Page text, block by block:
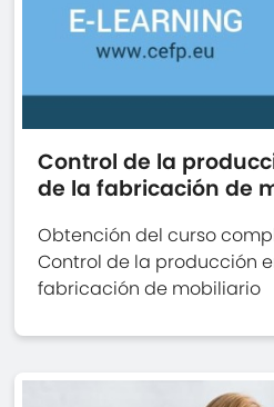
Control de la
de la fabricación de
Obtención del curso
Control de la producción
fabricación de mobiliario